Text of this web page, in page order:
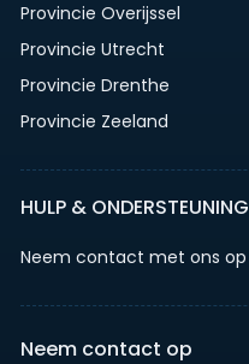
Provincie Overijssel
Provincie Utrecht
Provincie Drenthe
Provincie Zeeland
HULP & ONDERSTEUNING
Neem contact met ons op
Neem contact op